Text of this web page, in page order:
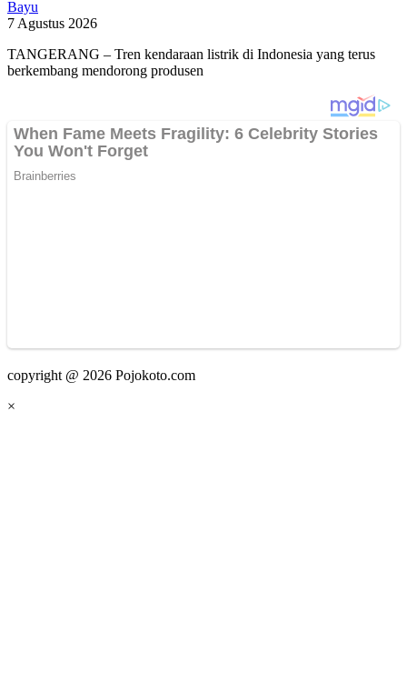
Bayu
7 Agustus 2026
TANGERANG – Tren kendaraan listrik di Indonesia yang terus
berkembang mendorong produsen
copyright @ 2026 Pojokoto.com
×